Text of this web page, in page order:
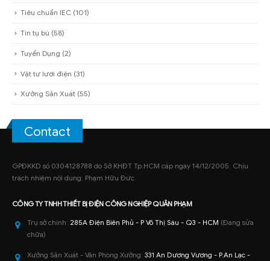
Tiêu chuẩn IEC (101)
Tin tụ bù (58)
Tuyển Dụng (2)
Vật tư lưới điện (31)
Xưởng Sản Xuất (55)
Contact
GPĐKKD số 0304128788 do Sở KHĐT Tp.HCM cấp ngày 14/12/2005. Chịu
trách nhiệm nội dung: Phạm Hữu Đức.
CÔNG TY TNHHTHIẾT BỊ ĐIỆN CÔNG NGHIỆPQUÂN PHẠM
Trụ sở chính: 285A Điện Biên Phủ - P Võ Thị Sáu - Q3 - HCM (Đang sửa
chữa)
Xưởng Sản Xuất - Văn Phòng Xưởng: 331 An Dương Vương - P.An Lạc -